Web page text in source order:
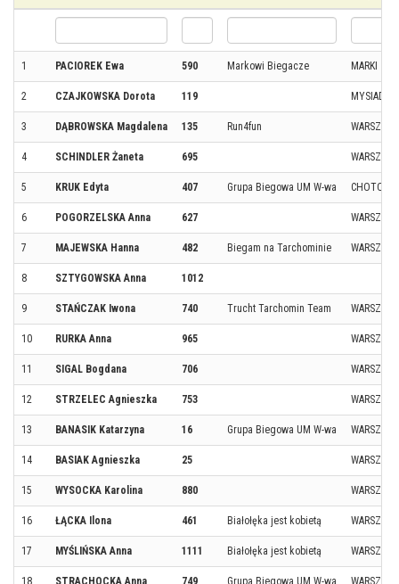
1 PACIOREK Ewa 590 Markowi Biegacze MARKI
2 CZAJKOWSKA Dorota 119 MYSIADŁO
3 DĄBROWSKA Magdalena 135 Run4fun WARSZAWA
4 SCHINDLER Żaneta 695 WARSZAWA
5 KRUK Edyta 407 Grupa Biegowa UM W-wa
6 POGORZELSKA Anna 627 WARSZAWA
7 MAJEWSKA Hanna 482 Biegam na Tarchominie WARSZAWA
8 SZTYGOWSKA Anna 1012
9 STAŃCZAK Iwona 740 Trucht Tarchomin Team WARSZAWA
10 RURKA Anna 965 WARSZAWA
11 SIGAL Bogdana 706 WARSZAWA
12 STRZELEC Agnieszka 753 WARSZAWA
13 BANASIK Katarzyna 16 Grupa Biegowa UM W-wa WARSZAWA
14 BASIAK Agnieszka 25 WARSZAWA
15 WYSOCKA Karolina 880 WARSZAWA
16 ŁĄCKA Ilona 461 Białołęka jest kobietą WARSZAWA
17 MYŚLIŃSKA Anna 1111 Białołęka jest kobietą WARSZAWA
18 STRACHOCKA Anna 749 Grupa Biegowa UM W-wa WARSZAWA